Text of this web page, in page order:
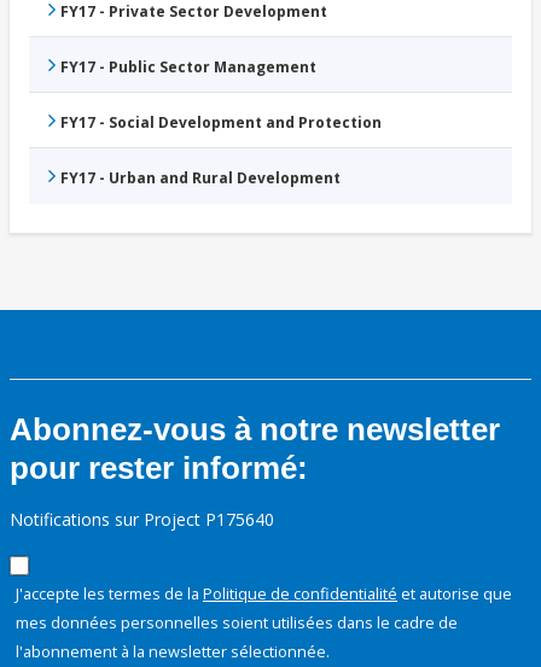
FY17 - Private Sector Development
FY17 - Public Sector Management
FY17 - Social Development and Protection
FY17 - Urban and Rural Development
Abonnez-vous à notre newsletter
pour rester informé:
Notifications sur Project P175640
J'accepte les termes de la Politique de confidentialité et autorise que
mes données personnelles soient utilisées dans le cadre de
l'abonnement à la newsletter sélectionnée.